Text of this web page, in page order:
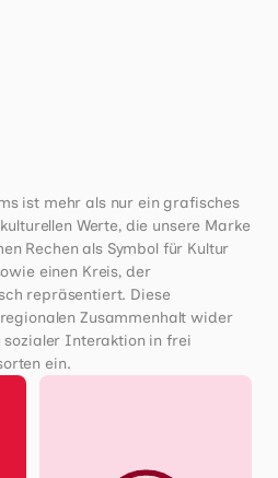
ist mehr als nur ein grafisches
Werte, die unsere Marke
Rechen als Symbol für Kultur
einen Kreis, der
repräsentiert. Diese
Zusammenhalt wider
sozialer Interaktion in frei
ein.